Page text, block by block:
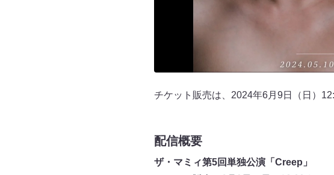
チケット販売は、2024年6月9日（日）
配信概要
ザ・マミィ第5回単独公演「Creep」